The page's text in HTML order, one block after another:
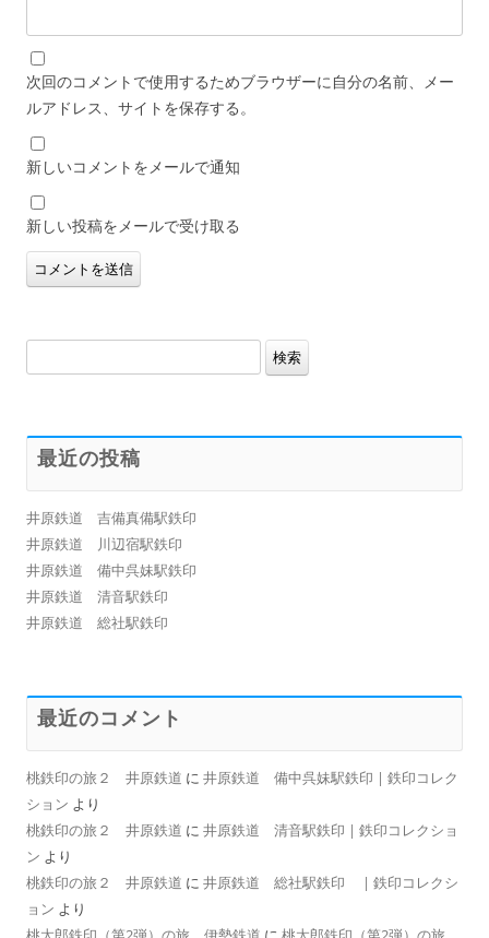
次回のコメントで使用するためブラウザーに自分の名前、メー
ルアドレス、サイトを保存する。
新しいコメントをメールで通知
新しい投稿をメールで受け取る
索:
最近の投稿
井原鉄道 吉備真備駅鉄印
井原鉄道 川辺宿駅鉄印
井原鉄道 備中呉妹駅鉄印
井原鉄道 清音駅鉄印
井原鉄道 総社駅鉄印
最近のコメント
桃鉄印の旅２ 井原鉄道 に 井原鉄道 備中呉妹駅鉄印 | 鉄印コレク
ション より
桃鉄印の旅２ 井原鉄道 に 井原鉄道 清音駅鉄印 | 鉄印コレクショ
ン より
桃鉄印の旅２ 井原鉄道 に 井原鉄道 総社駅鉄印 | 鉄印コレクシ
ョン より